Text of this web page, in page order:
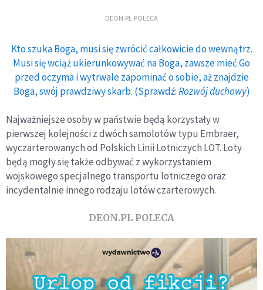
DEON.PL POLECA
Kto szuka Boga, musi się zwrócić całkowicie do wewnątrz.
Musi się wciąż ukierunkowywać na Boga, zawsze mieć Go
przed oczyma i wytrwale zapominać o sobie, aż znajdzie
Boga, swój prawdziwy skarb. (Sprawdź:Rozwój duchowy)
Najważniejsze osoby w państwie będą korzystały w
pierwszej kolejności z dwóch samolotów typu Embraer,
wyczarterowanych od Polskich Linii Lotniczych LOT. Loty
będą mogły się także odbywać z wykorzystaniem
wojskowego specjalnego transportu lotniczego oraz
incydentalnie innego rodzaju lotów czarterowych.
DEON.PL POLECA